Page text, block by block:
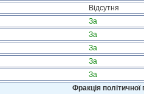
Відсутня
За
За
За
За
За
Фракція